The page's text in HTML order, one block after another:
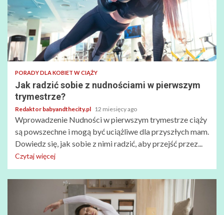
PORADY DLA KOBIET W CIĄŻY
Jak radzić sobie z nudnościami w pierwszym
trymestrze?
Redaktor babyandthecity.pl 12 miesięcy ago
Wprowadzenie Nudności w pierwszym trymestrze ciąży
są powszechne i mogą być uciążliwe dla przyszłych mam.
Dowiedz się, jak sobie z nimi radzić, aby przejść przez...
Czytaj więcej